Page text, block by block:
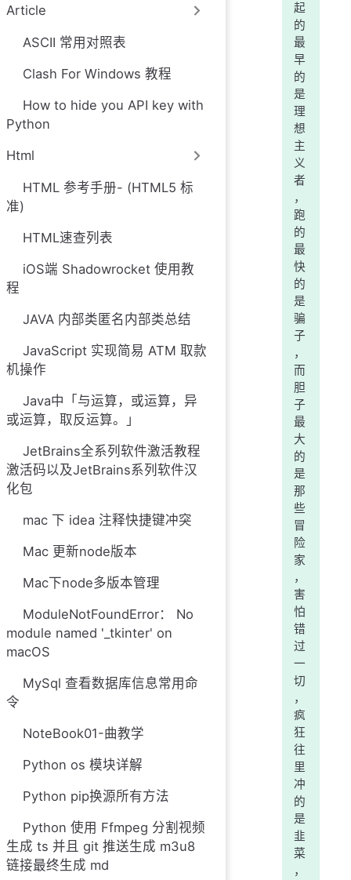
Article
ASCII 常用对照表
Clash For Windows 教程
How to hide you API key with
Python
Html
HTML 参考手册- (HTML5 标
准)
HTML速查列表
iOS端 Shadowrocket 使用教
程
JAVA 内部类匿名内部类总结
JavaScript 实现简易 ATM 取款
机操作
Java中「与运算，或运算，异
或运算，取反运算。」
JetBrains全系列软件激活教程
激活码以及JetBrains系列软件汉
化包
mac 下 idea 注释快捷键冲突
Mac 更新node版本
Mac下node多版本管理
ModuleNotFoundError： No
module named '_tkinter' on
macOS
MySql 查看数据库信息常用命
令
NoteBook01-曲教学
Python os 模块详解
Python pip换源所有方法
Python 使用 Ffmpeg 分割视频
生成 ts 并且 git 推送生成 m3u8
链接最终生成 md
起
的
最
早
的
是
理
想
主
义
者
，
跑
的
最
快
的
是
骗
子
，
而
胆
子
最
大
的
是
那
些
冒
险
家
，
害
怕
错
过
一
切
，
疯
狂
往
里
冲
的
是
韭
菜
，